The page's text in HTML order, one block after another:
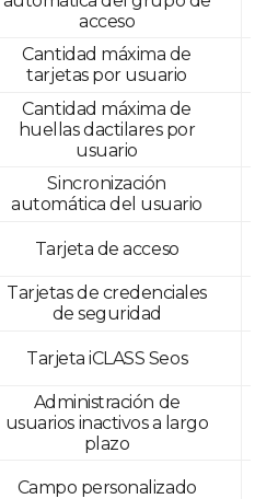
acceso
Cantidad máxima de
tarjetas por usuario
Cantidad máxima de
huellas dactilares por
usuario
Sincronización
automática del usuario
Tarjeta de acceso
Tarjetas de credenciales
de seguridad
Tarjeta iCLASS Seos
Administración de
usuarios inactivos a largo
plazo
Campo personalizado